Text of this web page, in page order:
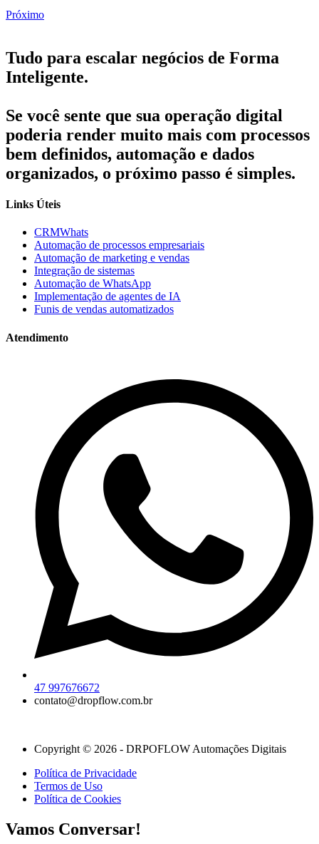
Próximo
Tudo para escalar negócios de Forma
Inteligente.
Se você sente que sua operação digital
poderia render muito mais com processos
bem definidos, automação e dados
organizados, o próximo passo é simples.
Links Úteis
CRMWhats
Automação de processos empresariais
Automação de marketing e vendas
Integração de sistemas
Automação de WhatsApp
Implementação de agentes de IA
Funis de vendas automatizados
Atendimento
47 997676672
contato@dropflow.com.br
Copyright © 2026 - DRPOFLOW Automações Digitais
Política de Privacidade
Termos de Uso
Política de Cookies
Vamos Conversar!